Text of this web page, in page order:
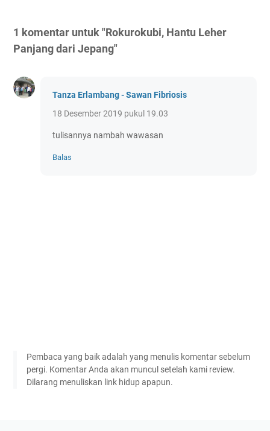
1 komentar untuk "Rokurokubi, Hantu Leher
Panjang dari Jepang"
Tanza Erlambang - Sawan Fibriosis
18 Desember 2019 pukul 19.03
tulisannya nambah wawasan
Balas
Pembaca yang baik adalah yang menulis komentar sebelum
pergi. Komentar Anda akan muncul setelah kami review.
Dilarang menuliskan link hidup apapun.